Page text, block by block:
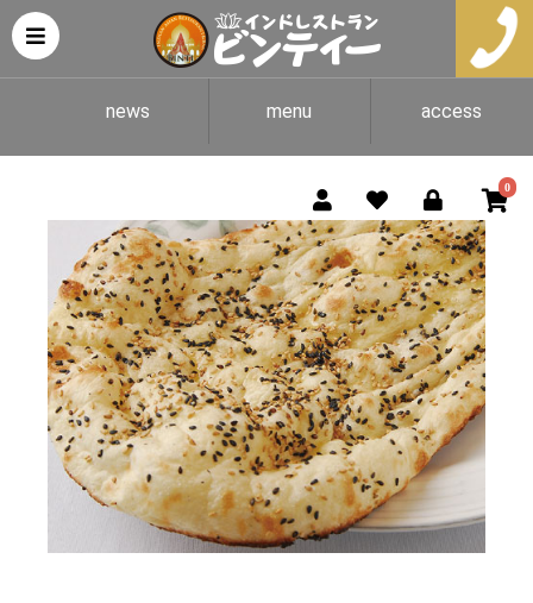
news menu access
0